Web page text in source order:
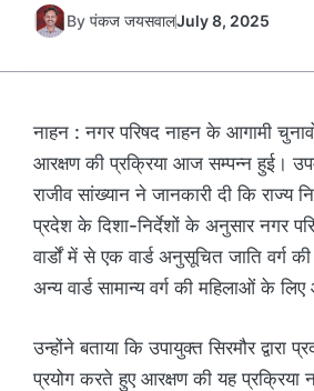
By पंकज जयसवालJuly 8, 2025
नाहन : नगर परिषद नाहन के आगामी
आरक्षण की प्रक्रिया आज सम्पन्न हुई।
राजीव सांख्यान ने जानकारी दी कि राज्य
प्रदेश के दिशा-निर्देशों के अनुसार नगर
वार्डों में से एक वार्ड अनुसूचित जाति वर्ग
अन्य वार्ड सामान्य वर्ग की महिलाओं के
उन्होंने बताया कि उपायुक्त सिरमौर द्वारा
प्रयोग करते हुए आरक्षण की यह प्रक्रिया